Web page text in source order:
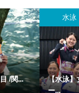
磨き1...
水泳
【水泳】
ツ...